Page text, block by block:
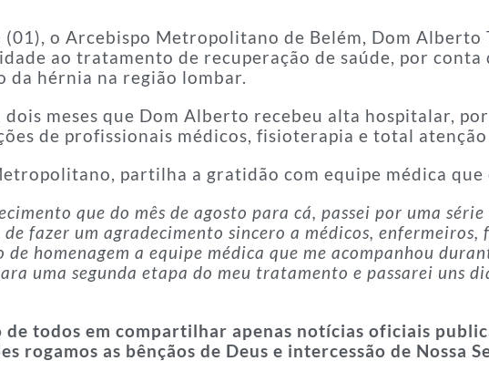
o Arcebispo Metropolitano de Belém, Dom
ao tratamento de recuperação de saúde, por
da hérnia na região lombar.
dois meses que Dom Alberto recebeu alta hospitalar,
de profissionais médicos, fisioterapia e total
partilha a gratidão com equipe médica que
que do mês de agosto para cá, passei por uma
de fazer um agradecimento sincero a médicos,
homenagem a equipe médica que me acompanhou
uma segunda etapa do meu tratamento e passarei uns
de todos em compartilhar apenas notícias oficiais
rogamos as bênçãos de Deus e intercessão de Nossa